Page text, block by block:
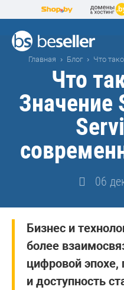
Главная Блог Что
Что
Значение
06
Бизнес и
более
цифровой эпохе,
и доступность